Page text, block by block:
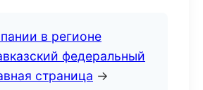
в регионе
федеральный
страница →